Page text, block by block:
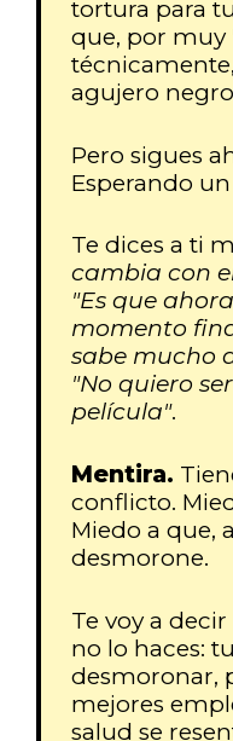
tortura para
que, por muy
agujero
Pero sigues
Esperando
Te dices a ti
cambia con
"Es que
momento
sabe mucho
"No quiero
película".
Mentira.
conflicto.
Miedo a que,
desmorone.
Te voy a
no lo haces:
desmoronar,
mejores
salud se